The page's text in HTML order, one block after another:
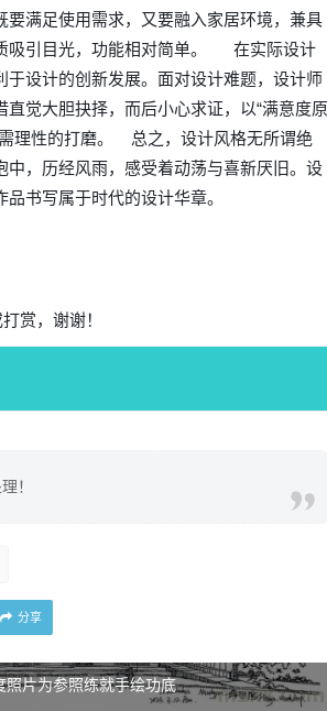
满足使用需求，又要融入家居环境，兼具
吸引目光，功能相对简单。 在实际设计
设计的创新发展。面对设计难题，设计师
觉大胆抉择，而后小心求证，以“满意度原
理性的打磨。 总之，设计风格无所谓绝
，历经风雨，感受着动荡与喜新厌旧。设
书写属于时代的设计华章。
赏，谢谢！
！
分享
照片为参照练就手绘功底